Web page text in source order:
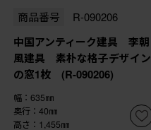
商品番号 R-090206
中国アンティーク建具 李朝
風建具 素朴な格子デザイン
の窓1枚 (R-090206)
幅：635㎜
奥行：40㎜
高さ：1,455㎜